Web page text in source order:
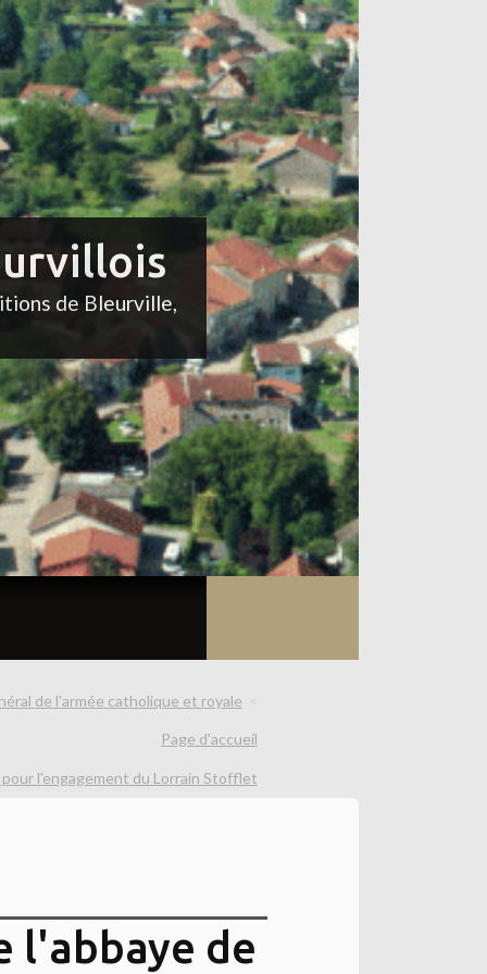
de Bleurville,
de l'armée catholique et royale
Page d'accueil
l'engagement du Lorrain Stofflet
l'abbaye de